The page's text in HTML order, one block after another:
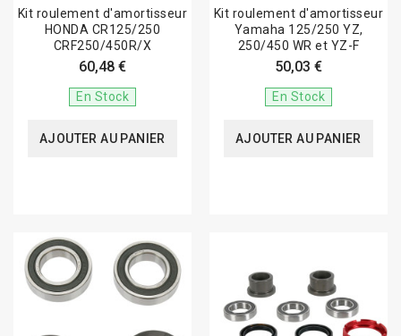
Kit roulement d'amortisseur
HONDA CR125/250
CRF250/450R/X
60,48 €
En Stock
AJOUTER AU PANIER
Kit roulement d'amortisseur
Yamaha 125/250 YZ,
250/450 WR et YZ-F
50,03 €
En Stock
AJOUTER AU PANIER